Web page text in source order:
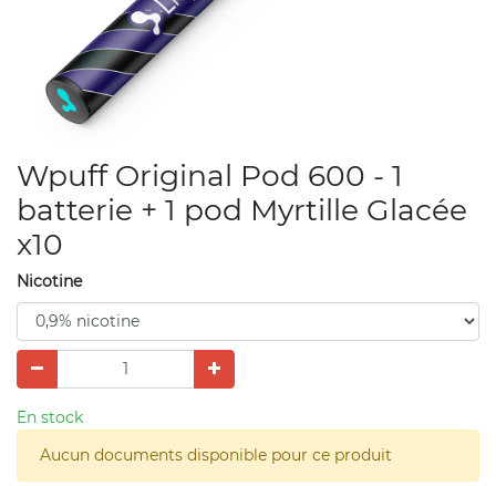
Wpuff Original Pod 600 - 1
batterie + 1 pod Myrtille Glacée
x10
Nicotine
En stock
Aucun documents disponible pour ce produit